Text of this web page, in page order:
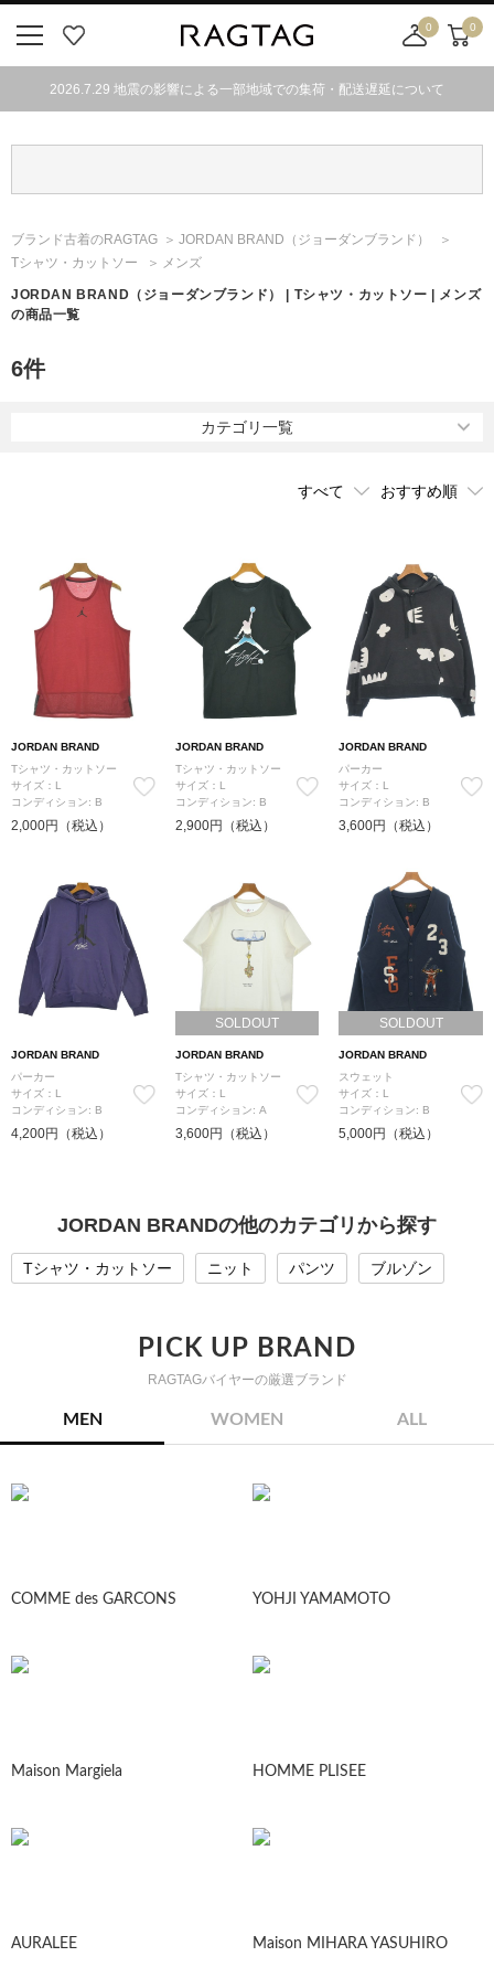
気
0
舗
カ
ト
0
2026.7.29 地震の影響による一部地域での集荷・配送遅延について
ブランド古着のRAGTAG JORDAN BRAND （ジョーダンブランド）
Tシャツ・カットソー
メンズ
JORDAN BRAND （ジョーダンブランド）
| Tシャツ・カットソー | メンズ
の商品一覧
6件
カテゴリ一覧
JORDAN BRAND
Tシャツ・カットソー
サイズ：L
コンディション: B
2,000円（税込）
JORDAN BRAND
Tシャツ・カットソー
サイズ：L
コンディション: B
2,900円（税込）
JORDAN BRAND
パーカー
サイズ：L
コンディション: B
3,600円（税込）
JORDAN BRAND
パーカー
サイズ：L
コンディション: B
4,200円（税込）
SOLDOUT
JORDAN BRAND
Tシャツ・カットソー
サイズ：L
コンディション: A
3,600円（税込）
SOLDOUT
JORDAN BRAND
スウェット
サイズ：L
コンディション: B
5,000円（税込）
JORDAN BRANDの他のカテゴリから探す
Tシャツ・カットソー ニット パンツ ブルゾン
PICK UP BRAND
RAGTAGバイヤーの厳選ブランド
MEN WOMEN ALL
COMME des GARCONS YOHJI YAMAMOTO
Maison Margiela HOMME PLISEE
AURALEE Maison MIHARA YASUHIRO